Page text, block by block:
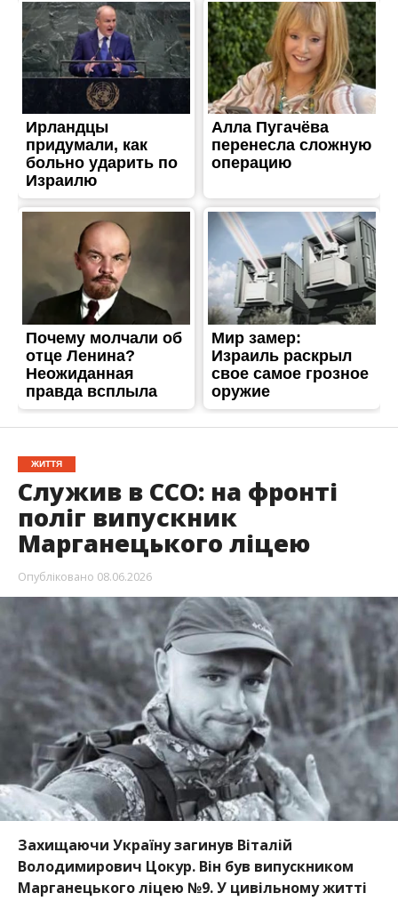
ЖИТТЯ
Служив в ССО: на фронті
поліг випускник
Марганецького ліцею
Опубліковано08.06.2026
Захищаючи Україну загинув Віталій
Володимирович Цокур. Він був випускником
Марганецького ліцею №9. У цивільному житті
працював юристом.
Трагічну звістку повідомили насторінці
навчального закладу, передаєІнформатор .
Віталій закінчив Марганецький ліцей у 2009 році.
Вищу освіту отримав в Одеській юридичній
академії імені Ківалова. Працював юристом в
Центрі протидії корупції, а згодом заснував